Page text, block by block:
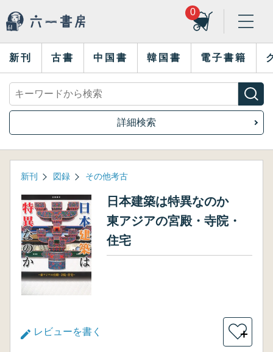
0
新刊 古書 中国書 韓国書 電子書籍
詳細検索
新刊 図録 その他考古
日本建築は特異なのか
東アジアの宮殿・寺院・
住宅
レビューを書く ＋